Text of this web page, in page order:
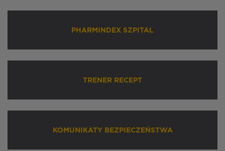
PHARMINDEX SZPITAL
TRENER RECEPT
KOMUNIKATY BEZPIECZEŃSTWA